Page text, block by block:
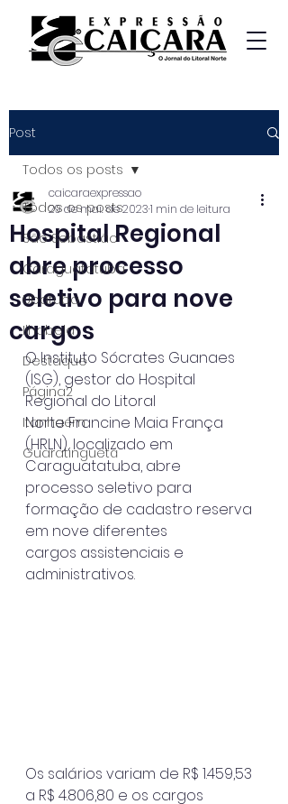
Post
Todos os posts
São Sebastião
Caraguatatuba
Ubatuba
Ilhabela
Destaque
Página2
Itanhaém
Guaratinguetá
Todos os posts
Hospital Regional
abre processo
seletivo para nove
cargos
caicaraexpressao
29 de mai. de 20231 min de leitura
O Instituto Sócrates Guanaes
(ISG), gestor do Hospital
Regional do Litoral
Norte Francine Maia França
(HRLN), localizado em
Caraguatatuba, abre
processo seletivo para
formação de cadastro reserva
em nove diferentes
cargos assistenciais e
administrativos.
Os salários variam de R$ 1.459,53
a R$ 4.806,80 e os cargos